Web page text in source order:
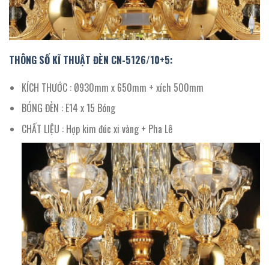
THÔNG SỐ KĨ THUẬT ĐÈN CN-5126/10+5:
KÍCH THƯỚC : Ø930mm x 650mm + xích 500mm
BÓNG ĐÈN : E14 x 15 Bóng
CHẤT LIỆU : Hợp kim đúc xi vàng + Pha Lê